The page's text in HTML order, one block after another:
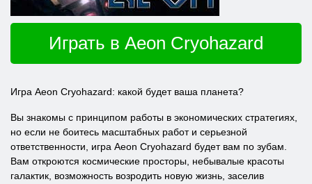
Играть в Aeon Cryohazard
Игра Aeon Cryohazard: какой будет ваша планета?
Вы знакомы с принципом работы в экономических стратегиях,
но если не боитесь масштабных работ и серьезной
ответственности, игра Aeon Cryohazard будет вам по зубам.
Вам откроются космические просторы, небывалые красоты
галактик, возможность возродить новую жизнь, заселив